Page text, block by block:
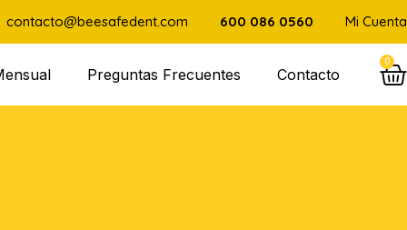
contacto@beesafedent.com 600 086 0560 Mi Cuenta
Preguntas Frecuentes Contacto
0